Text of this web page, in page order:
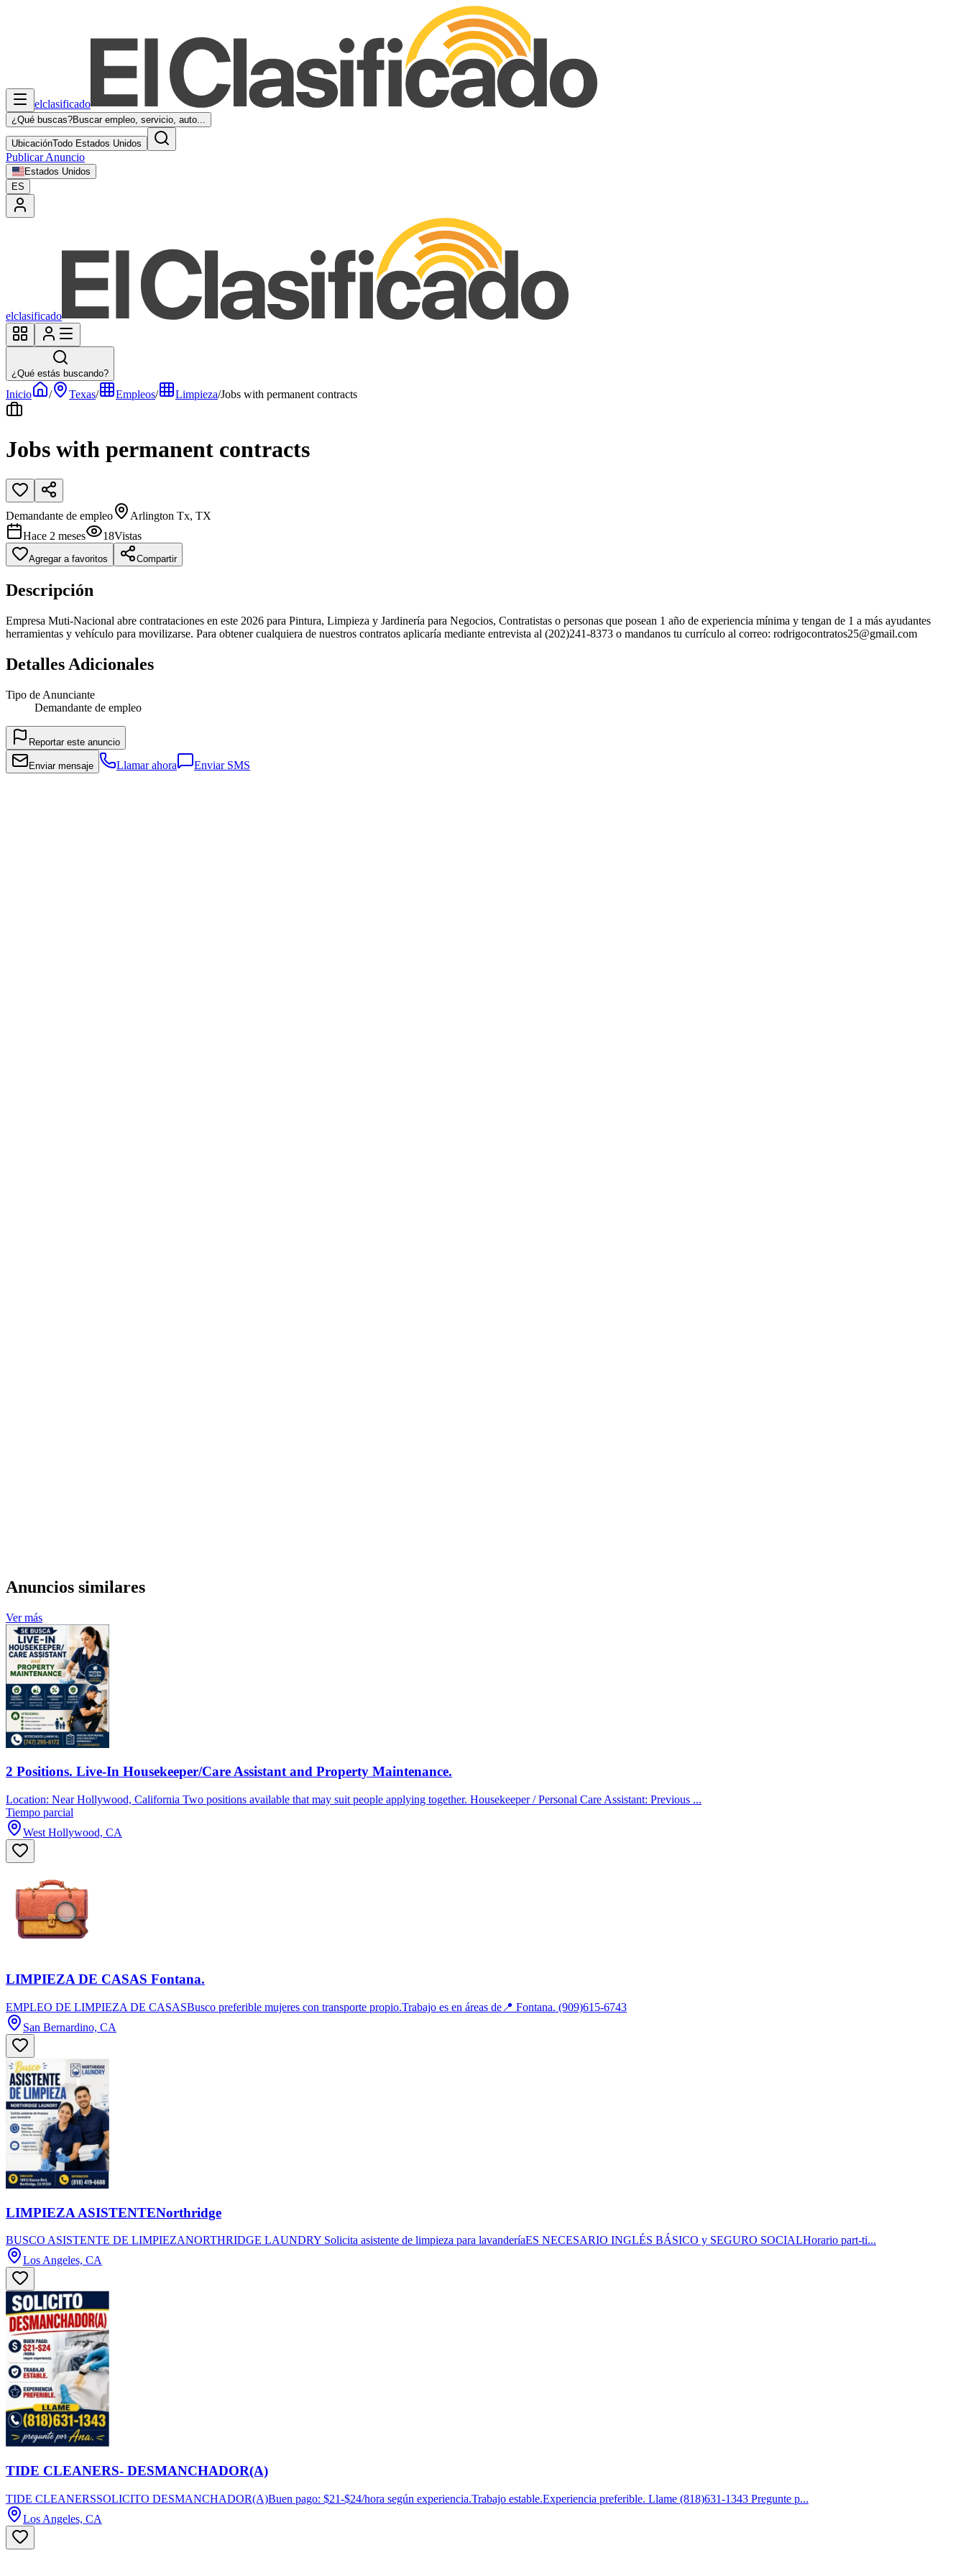
elclasificado
¿Qué buscas?Buscar empleo, servicio, auto...
UbicaciónTodo Estados Unidos
Publicar Anuncio
Estados Unidos
ES
elclasificado
¿Qué estás buscando?
Inicio / Texas/ Empleos/ Limpieza/Jobs with permanent contracts
Jobs with permanent contracts
Demandante de empleo
Arlington Tx, TX
Hace 2 meses
18Vistas
Agregar a favoritos Compartir
Descripción
Empresa Muti-Nacional abre contrataciones en este 2026 para Pintura, Limpieza y Jardinería para Negocios, Contratistas o personas que posean 1 año de experiencia mínima y tengan de 1 a más ayudantes
herramientas y vehículo para movilizarse. Para obtener cualquiera de nuestros contratos aplicaría mediante entrevista al (202)241-8373 o mandanos tu currículo al correo: rodrigocontratos25@gmail.com
Detalles Adicionales
Tipo de Anunciante
Demandante de empleo
Reportar este anuncio
Enviar mensaje Llamar ahora Enviar SMS
Anuncios similares
Ver más
2 Positions. Live-In Housekeeper/Care Assistant and Property Maintenance.
Location: Near Hollywood, California Two positions available that may suit people applying together. Housekeeper / Personal Care Assistant: Previous ...
Tiempo parcial
West Hollywood, CA
LIMPIEZA DE CASAS Fontana.
EMPLEO DE LIMPIEZA DE CASASBusco preferible mujeres con transporte propio.Trabajo es en áreas de📍 Fontana. (909)615-6743
San Bernardino, CA
LIMPIEZA ASISTENTENorthridge
BUSCO ASISTENTE DE LIMPIEZANORTHRIDGE LAUNDRY Solicita asistente de limpieza para lavanderíaES NECESARIO INGLÉS BÁSICO y SEGURO SOCIALHorario part-ti...
Los Angeles, CA
TIDE CLEANERS- DESMANCHADOR(A)
TIDE CLEANERSSOLICITO DESMANCHADOR(A)Buen pago: $21-$24/hora según experiencia.Trabajo estable.Experiencia preferible. Llame (818)631-1343 Pregunte p...
Los Angeles, CA